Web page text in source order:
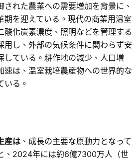
れた農業への需要増加を背景に、
期を迎えている。現代の商業用温室
酸化炭素濃度、照明などを管理する
用し、外部の気候条件に関わらず安
している。耕作地の減少、人口増
速は、温室栽培農産物への世界的な
いる。
産は 、成長の主要な原動力となって
、2024年には約6億7300万人（世